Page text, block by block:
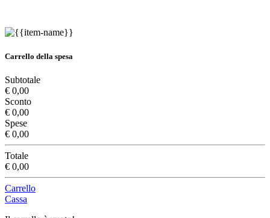
Carrello della spesa
Subtotale
€ 0,00
Sconto
€ 0,00
Spese
€ 0,00
Totale
€ 0,00
Carrello
Cassa